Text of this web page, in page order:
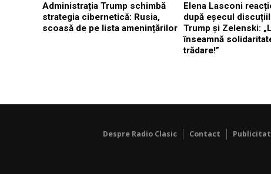
Administrația Trump schimbă
strategia cibernetică: Rusia,
scoasă de pe lista amenințărilor
Elena Lasconi
după eșecul
Trump și Zelenski:
înseamnă
trădare!”
Despre Radio Clasic Contact